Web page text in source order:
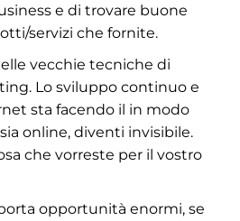
e di trovare buone
servizi che fornite.
vecchie tecniche di
Lo sviluppo continuo e
sta facendo il in modo
online, diventi invisibile.
che vorreste per il vostro
opportunità enormi, se